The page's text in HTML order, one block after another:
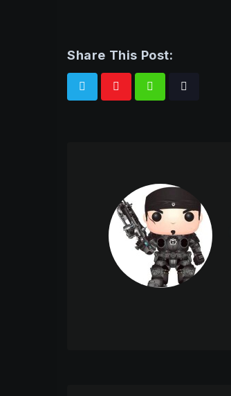
Share This Post:
WhatsappTiktok